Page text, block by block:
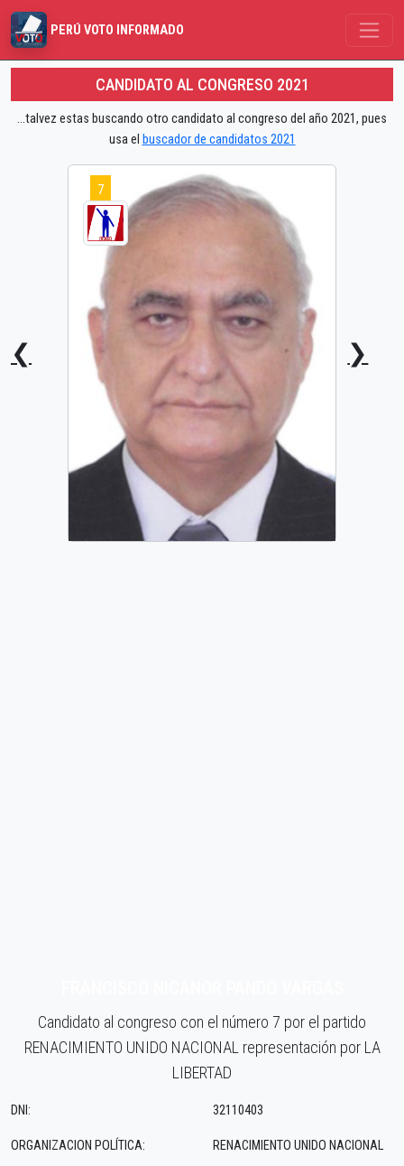
PERÚ VOTO INFORMADO
CANDIDATO AL CONGRESO 2021
...talvez estas buscando otro candidato al congreso del año 2021, pues
usa el buscador de candidatos 2021
❮
7
❯
Candidato al congreso con el número 7 por el partido
RENACIMIENTO UNIDO NACIONAL representación por LA
LIBERTAD
DNI:
ORGANIZACION POLÍTICA:
32110403
RENACIMIENTO UNIDO NACIONAL